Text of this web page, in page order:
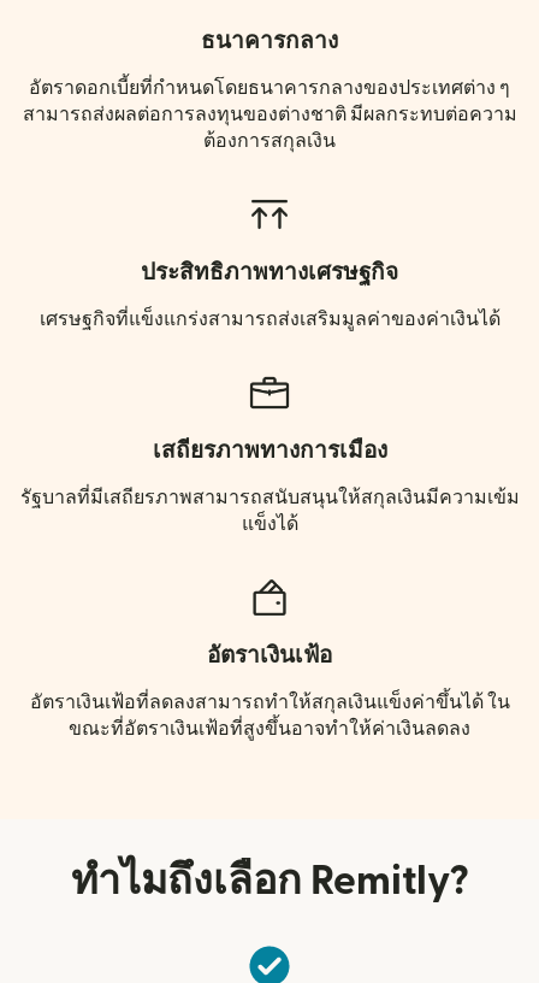
ธนาคารกลาง
อัตราดอกเบี้ยที่กำหนดโดยธนาคารกลางของประเทศต่าง ๆ
สามารถส่งผลต่อการลงทุนของต่างชาติ มีผลกระทบต่อความ
ต้องการสกุลเงิน
ประสิทธิภาพทางเศรษฐกิจ
เศรษฐกิจที่แข็งแกร่งสามารถส่งเสริมมูลค่าของค่าเงินได้
เสถียรภาพทางการเมือง
รัฐบาลที่มีเสถียรภาพสามารถสนับสนุนให้สกุลเงินมีความเข้ม
แข็งได้
อัตราเงินเฟ้อ
อัตราเงินเฟ้อที่ลดลงสามารถทำให้สกุลเงินแข็งค่าขึ้นได้ ใน
ขณะที่อัตราเงินเฟ้อที่สูงขึ้นอาจทำให้ค่าเงินลดลง
ทำไมถึงเลือก Remitly?